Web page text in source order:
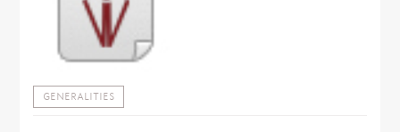
GENERALITIES